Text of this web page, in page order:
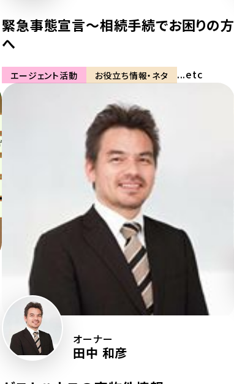
緊急事態宣言〜相続手続でお困りの方
へ
エージェント活動 お役立ち情報・ネタ ...etc
オーナー
田中 和彦